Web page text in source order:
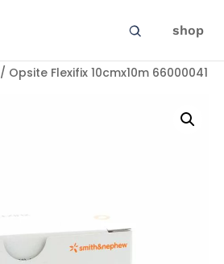
shop
/ Opsite Flexifix 10cmx10m 66000041